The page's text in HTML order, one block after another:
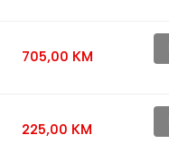
705,00 KM
225,00 KM